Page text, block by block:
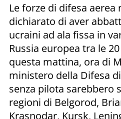
Le forze di difesa aerea
dichiarato di aver
ucraini ad ala fissa in
Russia europea tra le
questa mattina, ora di
ministero della Difesa
senza pilota sarebbero
regioni di Belgorod,
Krasnodar, Kursk,